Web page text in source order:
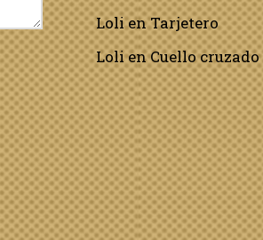
LolienTarjetero
LolienCuello cruzado